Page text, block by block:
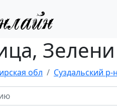
обл Суздальский р-н